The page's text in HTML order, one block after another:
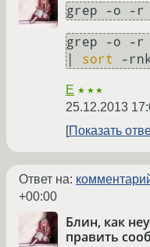
grep -o -r
grep -o -r
sort -
E ★★★
25.12.2013
Показать
Ответ на:
+00:00
Блин, как
править